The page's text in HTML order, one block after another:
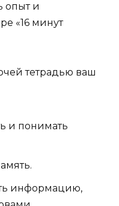
опыт и
«16 минут
тетрадью ваш
и понимать
информацию,